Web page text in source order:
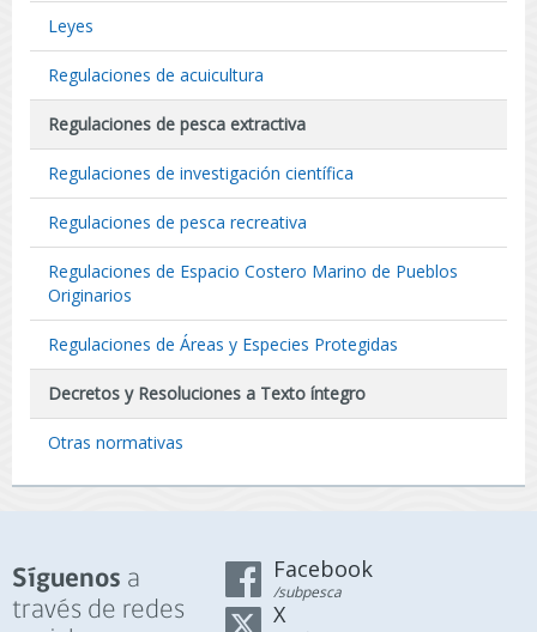
Leyes
Regulaciones de acuicultura
Regulaciones de pesca extractiva
Regulaciones de investigación científica
Regulaciones de pesca recreativa
Regulaciones de Espacio Costero Marino de Pueblos
Originarios
Regulaciones de Áreas y Especies Protegidas
Decretos y Resoluciones a Texto íntegro
Otras normativas
Síguenos a
través de redes
Facebook
/subpesca
X